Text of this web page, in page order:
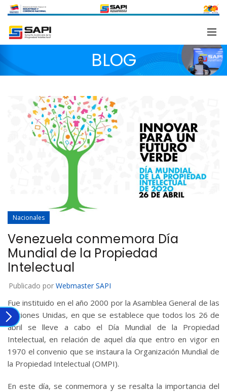
BLOG
Nacionales
Venezuela conmemora Día
Mundial de la Propiedad
Intelectual
Publicado por Webmaster SAPI
Fue instituido en el año 2000 por la Asamblea General de las
Naciones Unidas, en que se establece que todos los 26 de
abril se lleve a cabo el Día Mundial de la Propiedad
Intelectual, en relación de aquel día que entro en vigor en
1970 el convenio que se instaura la Organización Mundial de
la Propiedad Intelectual (OMPI).
En este día, se conmemora y se resalta la importancia del